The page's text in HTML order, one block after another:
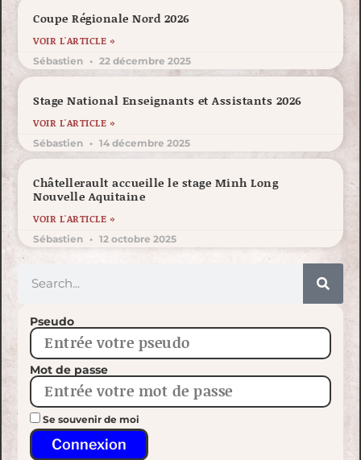
Coupe Régionale Nord 2026
VOIR L'ARTICLE »
Sébastien 22 décembre 2025
Stage National Enseignants et Assistants 2026
VOIR L'ARTICLE »
Sébastien 14 décembre 2025
Châtellerault accueille le stage Minh Long
Nouvelle Aquitaine
VOIR L'ARTICLE »
Sébastien 12 octobre 2025
Pseudo
Mot de passe
Se souvenir de moi
Connexion